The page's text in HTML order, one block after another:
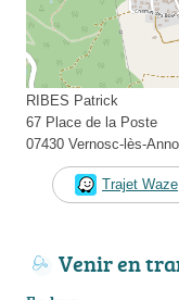
RIBES Patrick
67 Place de la Poste
07430 Vernosc-lès-
Trajet Waze
Venir en